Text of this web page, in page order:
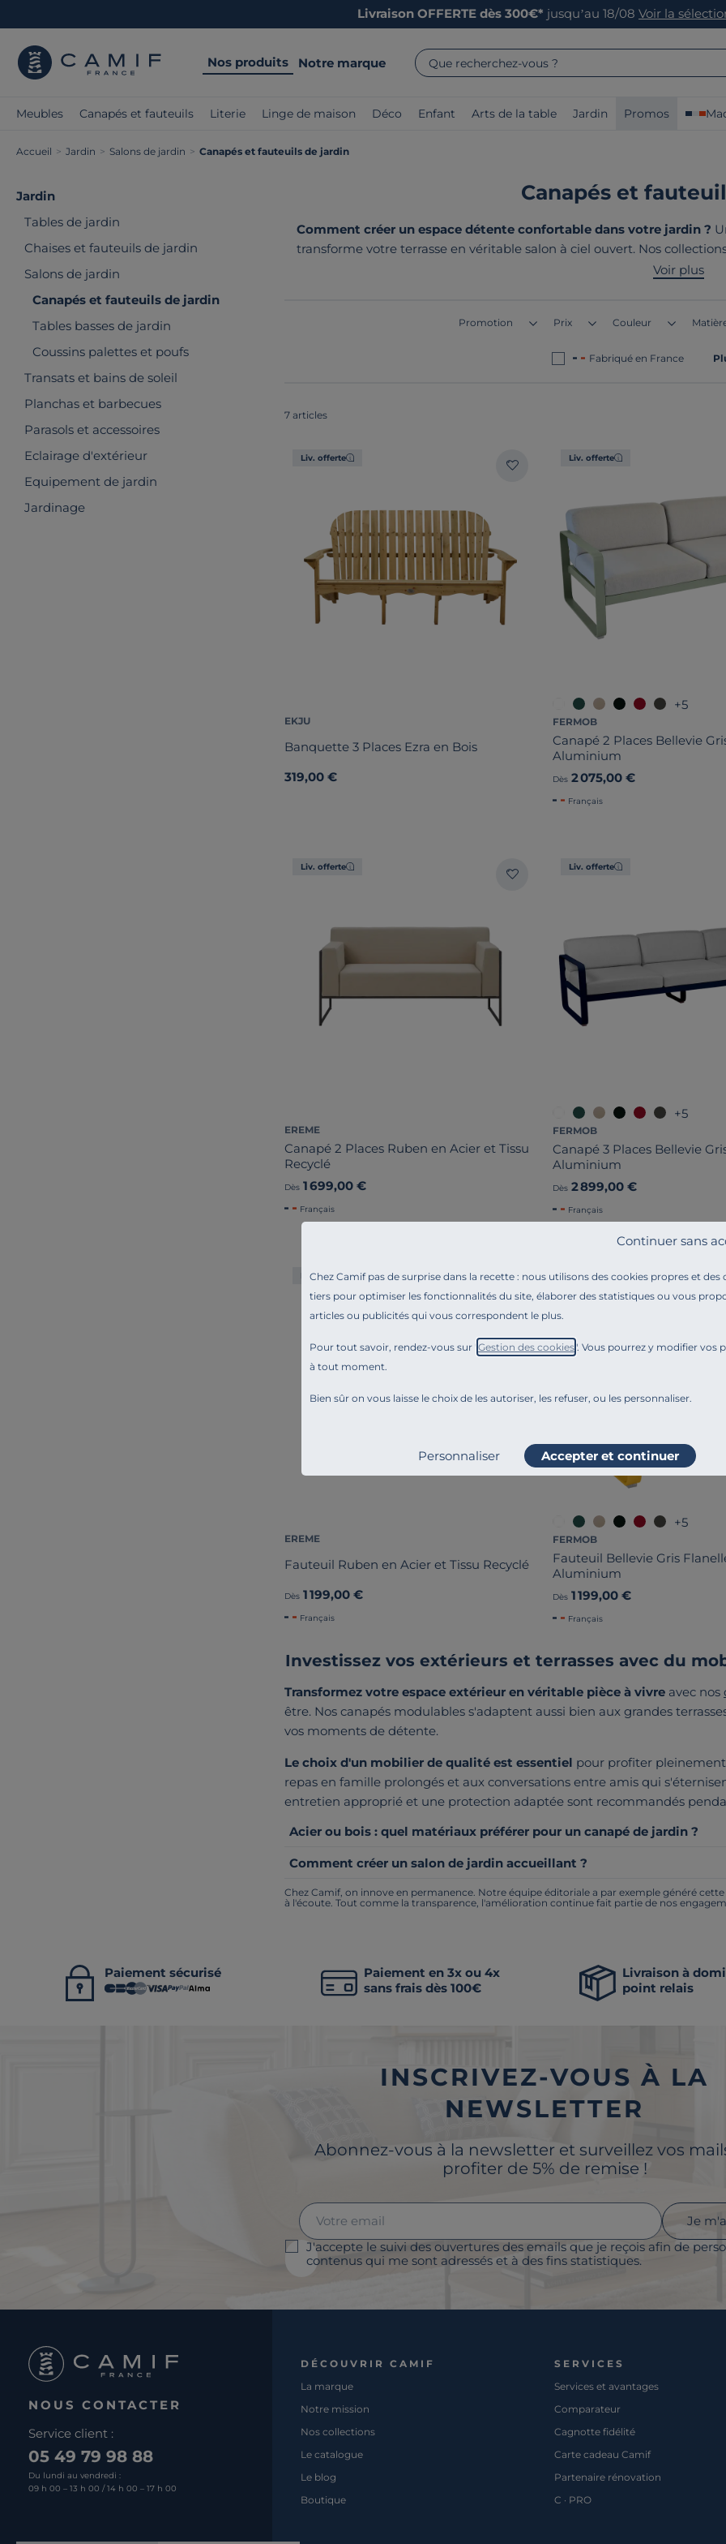
Chez Camif pas de surprise dans la recette : nous utilisons des cookies propres et des
tiers pour optimiser les fonctionnalités du site, élaborer des statistiques ou vous
articles ou publicités qui vous correspondent le plus.
Pour tout savoir, rendez-vous sur " Gestion des cookies". Vous pourrez y modifier vos
à tout moment.
Bien sûr on vous laisse le choix de les autoriser, les refuser, ou les personnaliser.
Continuer sans
Personnaliser Accepter et continuer
Livraison OFFERTE dès 300€* jusqu’au 18/08 Voir la
Nos produits Notre marque Que recherchez-vous ?
Meubles Canapés et fauteuils Literie Linge de maison Déco Enfant Arts de la table Jardin Promos
Accueil > Jardin > Salons de jardin > Canapés et fauteuils de jardin
Jardin
Tables de jardin
Chaises et fauteuils de jardin
Salons de jardin
Canapés et fauteuils de jardin
Tables basses de jardin
Coussins palettes et poufs
Transats et bains de soleil
Planchas et barbecues
Parasols et accessoires
Eclairage d'extérieur
Equipement de jardin
Jardinage
Canapés et
Comment créer un espace détente confortable dans votre jardin ?
transforme votre terrasse en véritable salon à ciel ouvert. Nos
pour profiter pleinement des beaux jours. Le point commun de nos
Voir plus
Promotion Prix Couleur
Fabriqué en France
7 articles
Liv. offerte
EKJU
Banquette 3 Places Ezra en Bois
319,00 €
Liv. offerte
+5
FERMOB
Canapé 2 Places Bellevie
Aluminium
Dès 2 075,00 €
Français
Liv. offerte
EREME
Canapé 2 Places Ruben en Acier et Tissu
Recyclé
Dès 1 699,00 €
Français
Liv. offerte
+5
FERMOB
Canapé 3 Places Bellevie
Aluminium
Dès 2 899,00 €
Français
Liv. offerte
EREME
Fauteuil Ruben en Acier et Tissu Recyclé
Dès 1 199,00 €
Français
Liv. offerte
+5
FERMOB
Fauteuil Bellevie Gris
Aluminium
Dès 1 199,00 €
Français
Investissez vos extérieurs et terrasses avec du
Transformez votre espace extérieur en véritable pièce à vivre avec nos
être. Nos canapés modulables s'adaptent aussi bien aux grandes
vos moments de détente.
Le choix d'un mobilier de qualité est essentiel pour profiter pleinement
repas en famille prolongés et aux conversations entre amis qui
entretien approprié et une protection adaptée sont recommandés
Acier ou bois : quel matériaux préférer pour un canapé de jardin ?
Comment créer un salon de jardin accueillant ?
Chez Camif, on innove en permanence. Notre équipe éditoriale a par exemple généré
à l'écoute. Tout comme la transparence, l'amélioration continue fait partie de nos
Paiement sécurisé
Paiement en 3x ou 4x
sans frais dès 100€
Livraison à
point relais
INSCRIVEZ-VOUS À LA
NEWSLETTER
Abonnez-vous à la newsletter et surveillez vos
profiter de 5% de remise !
J'accepte le suivi des ouvertures des emails que je reçois afin de
contenus qui me sont adressés et à des fins statistiques.
Je
NOUS CONTACTER
Service client :
05 49 79 98 88
Du lundi au vendredi :
09 h 00 – 13 h 00 / 14 h 00 – 17 h 00
DÉCOUVRIR CAMIF
La marque
Notre mission
Nos collections
Le catalogue
Le blog
Boutique
SERVICES
Services et avantages
Comparateur
Cagnotte fidélité
Carte cadeau Camif
Partenaire rénovation
C · PRO